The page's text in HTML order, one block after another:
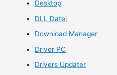
Desktop
DLL Datei
Download Manager
Driver PC
Drivers Updater